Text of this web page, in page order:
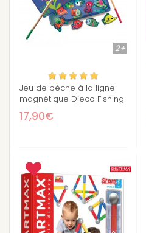
2+
Jeu de pêche à la ligne
magnétique Djeco Fishing
colour
17,90€